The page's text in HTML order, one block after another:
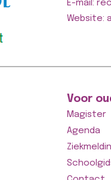
E-mail:
Website:
Voor
Magister
Agenda